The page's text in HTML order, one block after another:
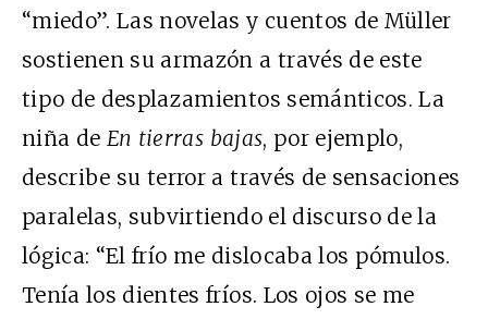
“miedo”. Las novelas y cuentos de Müller
sostienen su armazón a través de este
tipo de desplazamientos semánticos. La
niña de En tierras bajas, por ejemplo,
describe su terror a través de sensaciones
paralelas, subvirtiendo el discurso de la
lógica: “El frío me dislocaba los pómulos.
Tenía los dientes fríos. Los ojos se me